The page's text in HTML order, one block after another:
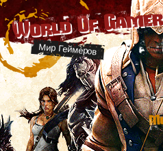
World Of
Мир Геймеров